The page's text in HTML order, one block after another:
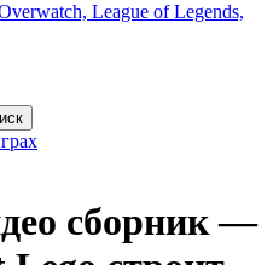
League of Legends,
сборник —